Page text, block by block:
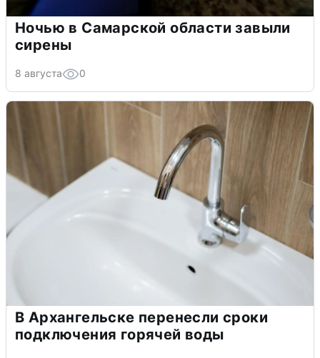
Ночью в Самарской области завыли
сирены
8 августа 0
В Архангельске перенесли сроки
подключения горячей воды